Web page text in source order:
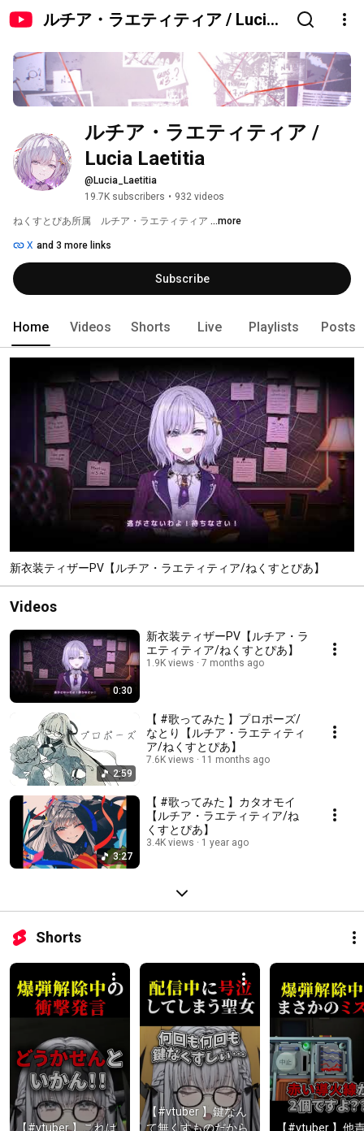
ルチア・ラエティティア / Lucia
ルチア・ラエティティア /
Lucia Laetitia
@Lucia_Laetitia
19.7K subscribers • 932 videos
ねくすとぴあ所属　ルチア・ラエティティア ...more
X and 3 more links
Subscribe
Home Videos Shorts Live Playlists Posts
新衣装ティザーPV【ルチア・ラエティティア/ねくすとぴあ】
Videos
0:30
新衣装ティザーPV【ルチア・ラ
エティティア/ねくすとぴあ】
1.9K views 7 months ago
2:59
【 #歌ってみた 】プロポーズ/
なとり【ルチア・ラエティティ
ア/ねくすとぴあ】
7.6K views 11 months ago
3:27
【 #歌ってみた 】カタオモイ
【ルチア・ラエティティア/ね
くすとぴあ】
3.4K views 1 year ago
Shorts
【#vtuber 】これは
【#vtuber 】鍵なん
て無くすものだから
【#vtuber 】他